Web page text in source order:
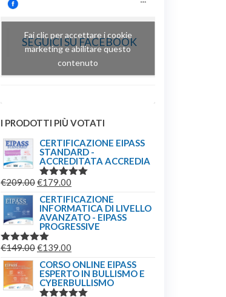
SEGUICI SU FACEBOOK
Fai clic per accettare i cookie
marketing e abilitare questo
contenuto
I PRODOTTI PIÙ VOTATI
CERTIFICAZIONE EIPASS
STANDARD -
ACCREDITATA ACCREDIA
VALUTATO
€209.00IL
PREZZO
ORIGINALE
ERA:
€209.00.
€179.00
PREZZO
ATTUALE
È:
CERTIFICAZIONE
INFORMATICA DI LIVELLO
AVANZATO - EIPASS
PROGRESSIVE
VALUTATO
5.00SU 5
€149.00IL
PREZZO
ORIGINALE
ERA:
€139.00
PREZZO
ATTUALE
È:
CORSO ONLINE EIPASS
ESPERTO IN BULLISMO E
CYBERBULLISMO